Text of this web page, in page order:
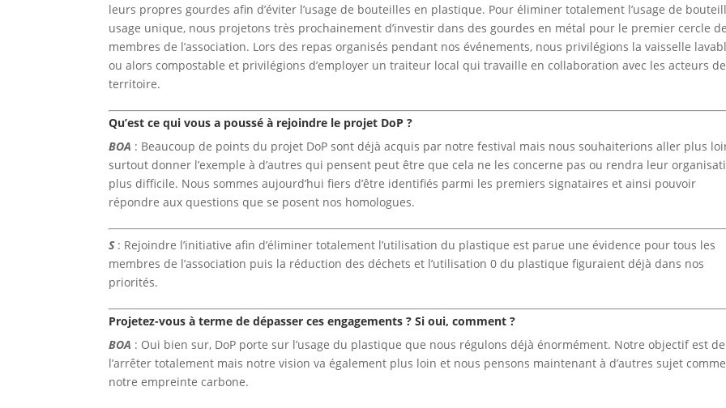
leurs propres gourdes afin d’éviter l’usage de bouteilles en plastique. Pour éliminer totalement l’usage de
usage unique, nous projetons très prochainement d’investir dans des gourdes en métal pour le premier cercle
membres de l’association. Lors des repas organisés pendant nos événements, nous privilégions la vaisselle
ou alors compostable et privilégions d’employer un traiteur local qui travaille en collaboration avec les acteurs
territoire.
Qu’est ce qui vous a poussé à rejoindre le projet DoP ?
BOA : Beaucoup de points du projet DoP sont déjà acquis par notre festival mais nous souhaiterions aller plus
surtout donner l’exemple à d’autres qui pensent peut être que cela ne les concerne pas ou rendra leur
plus difficile. Nous sommes aujourd’hui fiers d’être identifiés parmi les premiers signataires et ainsi pouvoir
répondre aux questions que se posent nos homologues.
S: Rejoindre l’initiative afin d’éliminer totalement l’utilisation du plastique est parue une évidence pour tous les
membres de l’association puis la réduction des déchets et l’utilisation 0 du plastique figuraient déjà dans nos
priorités.
Projetez-vous à terme de dépasser ces engagements ? Si oui, comment ?
BOA : Oui bien sur, DoP porte sur l’usage du plastique que nous régulons déjà énormément. Notre objectif est de
l’arrêter totalement mais notre vision va également plus loin et nous pensons maintenant à d’autres sujet comme
notre empreinte carbone.